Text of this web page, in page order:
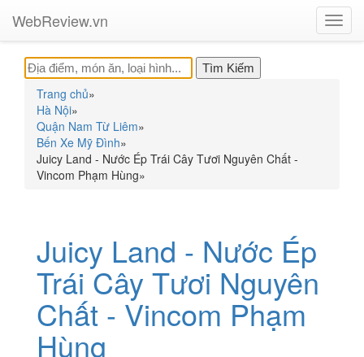
WebReview.vn
Trang chủ»
Hà Nội»
Quận Nam Từ Liêm»
Bến Xe Mỹ Đình»
Juicy Land - Nước Ép Trái Cây Tươi Nguyên Chất -
Vincom Phạm Hùng»
Juicy Land - Nước Ép
Trái Cây Tươi Nguyên
Chất - Vincom Phạm
Hùng